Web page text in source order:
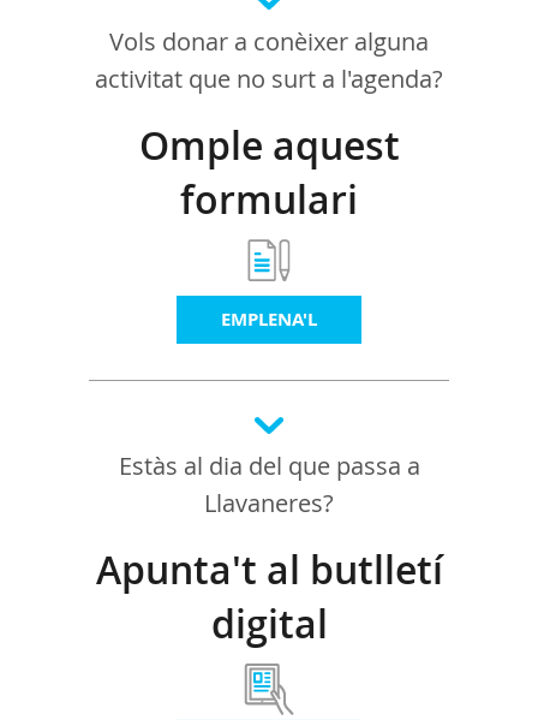
Vols donar a conèixer alguna
activitat que no surt a l'agenda?
Omple aquest
formulari
EMPLENA'L
Estàs al dia del que passa a
Llavaneres?
Apunta't al butlletí
digital